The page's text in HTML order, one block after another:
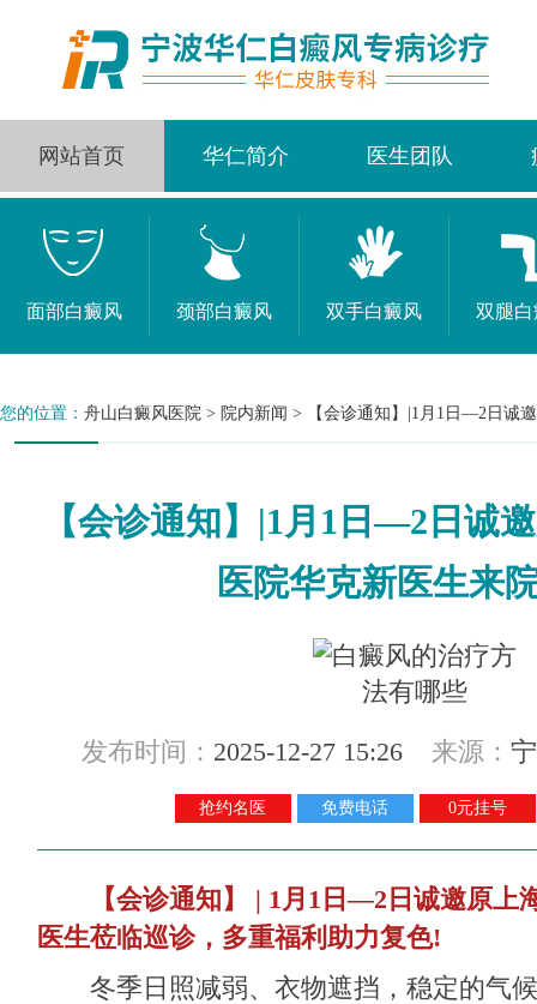
网站首页 华仁简介 医生团队
面部白癜风 颈部白癜风 双手白癜风 双腿
您的位置： 舟山白癜风医院 > 院内新闻 > 【会诊通知】|1月1日—2日诚
【会诊通知】|1月1日—2日诚
医院华克新医生来
发布时间： 2025-12-27 15:26 来源：
抢约名医 免费电话 0元挂号
【会诊通知】 | 1月1日—2日诚邀原上
医生莅临巡诊，多重福利助力复色!
冬季日照减弱、衣物遮挡，稳定的气候